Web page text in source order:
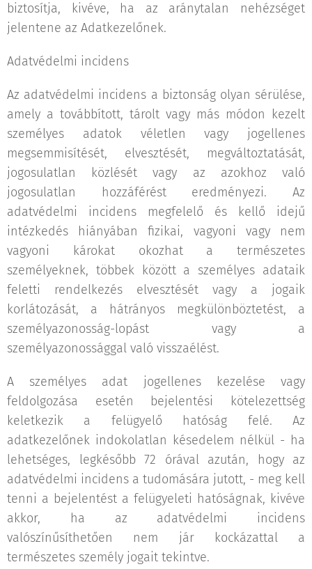
biztosítja, kivéve, ha az aránytalan nehézséget
jelentene az Adatkezelőnek.
Adatvédelmi incidens
Az adatvédelmi incidens a biztonság olyan sérülése,
amely a továbbított, tárolt vagy más módon kezelt
személyes adatok véletlen vagy jogellenes
megsemmisítését, elvesztését, megváltoztatását,
jogosulatlan közlését vagy az azokhoz való
jogosulatlan hozzáférést eredményezi. Az
adatvédelmi incidens megfelelő és kellő idejű
intézkedés hiányában fizikai, vagyoni vagy nem
vagyoni károkat okozhat a természetes
személyeknek, többek között a személyes adataik
feletti rendelkezés elvesztését vagy a jogaik
korlátozását, a hátrányos megkülönböztetést, a
személyazonosság-lopást vagy a
személyazonossággal való visszaélést.
A személyes adat jogellenes kezelése vagy
feldolgozása esetén bejelentési kötelezettség
keletkezik a felügyelő hatóság felé. Az
adatkezelőnek indokolatlan késedelem nélkül - ha
lehetséges, legkésőbb 72 órával azután, hogy az
adatvédelmi incidens a tudomására jutott, - meg kell
tenni a bejelentést a felügyeleti hatóságnak, kivéve
akkor, ha az adatvédelmi incidens
valószínűsíthetően nem jár kockázattal a
természetes személy jogait tekintve.